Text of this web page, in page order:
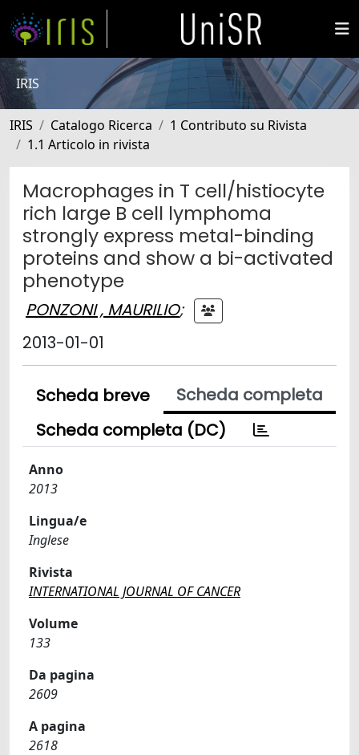
IRIS
IRIS Catalogo Ricerca
1 Contributo su Rivista
1.1 Articolo in rivista
Macrophages in T cell/histiocyte
rich large B cell lymphoma
strongly express metal-binding
proteins and show a bi-activated
phenotype
PONZONI , MAURILIO;
2013-01-01
Scheda breve
Scheda completa
Scheda completa (DC)
Anno
2013
Lingua/e
Inglese
Rivista
INTERNATIONAL JOURNAL OF CANCER
Volume
133
Da pagina
2609
A pagina
2618